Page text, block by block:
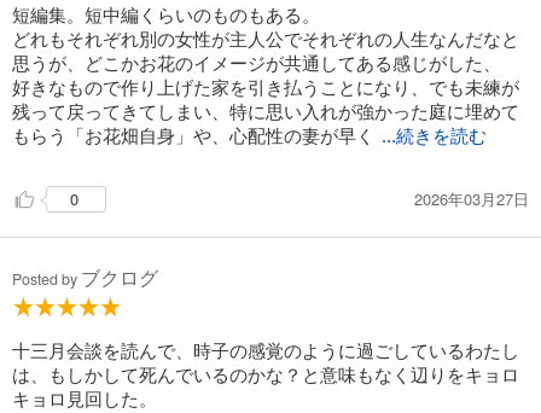
短編集。短中編くらいのものもある。
どれもそれぞれ別の女性が主人公でそれぞれの人生なんだなと
思うが、どこかお花のイメージが共通してある感じがした、
好きなもので作り上げた家を引き払うことになり、でも未練が
残って戻ってきてしまい、特に思い入れが強かった庭に埋めて
もらう「お花畑自身」や、心配性の妻が早く
...続きを読む
0 2026年03月27日
Posted by ブクログ
十三月会談を読んで、時子の感覚のように過ごしているわたし
は、もしかして死んでいるのかな？と意味もなく辺りをキョロ
キョロ見回した。